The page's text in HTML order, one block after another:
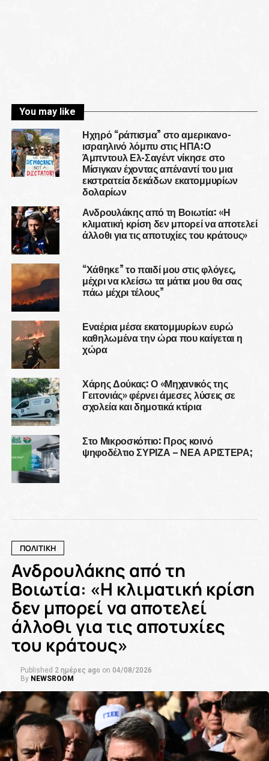
You may like
Ηχηρό “ράπισμα” στο αμερικανο-
ισραηλινό λόμπυ στις ΗΠΑ:Ο
Άμπντουλ Ελ-Σαγέντ νίκησε στο
Μίσιγκαν έχοντας απέναντί του μια
εκστρατεία δεκάδων εκατομμυρίων
δολαρίων
Ανδρουλάκης από τη Βοιωτία: «Η
κλιματική κρίση δεν μπορεί να αποτελεί
άλλοθι για τις αποτυχίες του κράτους»
“Χάθηκε” το παιδί μου στις φλόγες,
μέχρι να κλείσω τα μάτια μου θα σας
πάω μέχρι τέλους”
Εναέρια μέσα εκατομμυρίων ευρώ
καθηλωμένα την ώρα που καίγεται η
χώρα
Χάρης Δούκας: Ο «Μηχανικός της
Γειτονιάς» φέρνει άμεσες λύσεις σε
σχολεία και δημοτικά κτίρια
Στο Μικροσκόπιο: Προς κοινό
ψηφοδέλτιο ΣΥΡΙΖΑ – ΝΕΑ ΑΡΙΣΤΕΡΑ;
ΠΟΛΙΤΙΚΗ
Ανδρουλάκης από τη
Βοιωτία: «Η κλιματική κρίση
δεν μπορεί να αποτελεί
άλλοθι για τις αποτυχίες
του κράτους»
Published 2 ημέρες ago on 04/08/2026
By NEWSROOM